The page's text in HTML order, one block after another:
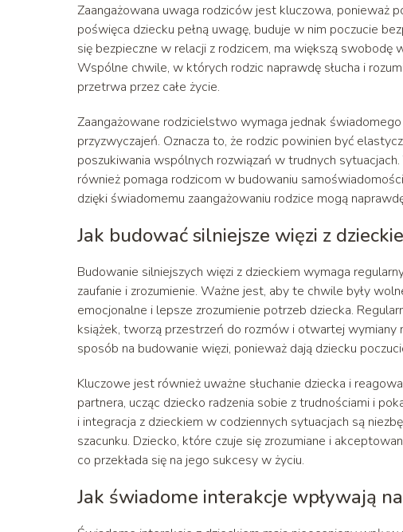
Zaangażowana uwaga rodziców jest kluczowa, ponieważ
poświęca dziecku pełną uwagę, buduje w nim poczucie
się bezpieczne w relacji z rodzicem, ma większą
Wspólne chwile, w których rodzic naprawdę słucha i
przetrwa przez całe życie.
Zaangażowane rodzicielstwo wymaga jednak
przyzwyczajeń. Oznacza to, że rodzic powinien być
poszukiwania wspólnych rozwiązań w trudnych
również pomaga rodzicom w budowaniu
dzięki świadomemu zaangażowaniu rodzice mogą
Jak budować silniejsze więzi z
Budowanie silniejszych więzi z dzieckiem wymaga
zaufanie i zrozumienie. Ważne jest, aby te chwile były
emocjonalne i lepsze zrozumienie potrzeb dziecka.
książek, tworzą przestrzeń do rozmów i otwartej
sposób na budowanie więzi, ponieważ dają dziecku
Kluczowe jest również uważne słuchanie dziecka i
partnera, ucząc dziecko radzenia sobie z trudnościami i
i integracja z dzieckiem w codziennych sytuacjach są
szacunku. Dziecko, które czuje się zrozumiane i
co przekłada się na jego sukcesy w życiu.
Jak świadome interakcje wpływają